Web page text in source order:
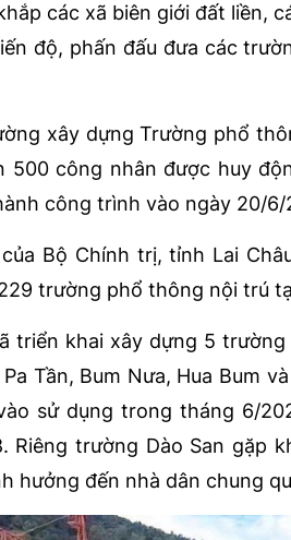
các xã biên giới đất liền,
độ, phấn đấu đưa các
xây dựng Trường phổ
500 công nhân được huy
công trình vào ngày 20/6/
Bộ Chính trị, tỉnh Lai
trường phổ thông nội trú
triển khai xây dựng 5
Tần, Bum Nưa, Hua Bum
sử dụng trong tháng 6/
Riêng trường Dào San gặp
hưởng đến nhà dân chung